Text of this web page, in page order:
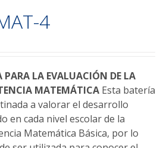
4
PARA LA EVALUACIÓN DE LA
MATEMÁTICAEsta batería
a valorar el desarrollo
en cada nivel escolar de la
Matemática Básica, por lo